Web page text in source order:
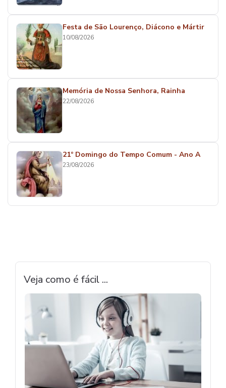
Festa de São Lourenço, Diácono e Mártir
10/08/2026
Memória de Nossa Senhora, Rainha
22/08/2026
21º Domingo do Tempo Comum - Ano A
23/08/2026
Veja como é fácil ...